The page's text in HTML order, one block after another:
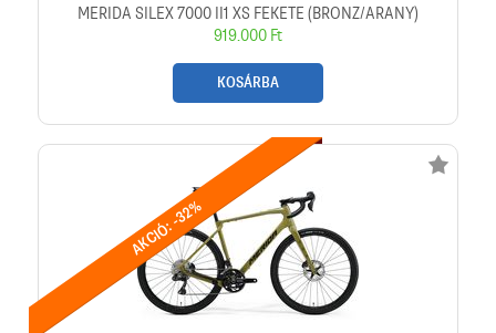
MERIDA SILEX 7000 II1 XS FEKETE (BRONZ/ARANY)
919.000 Ft
KOSÁRBA
AKCIÓ: -32%